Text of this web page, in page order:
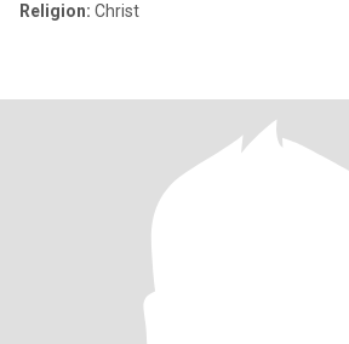
Religion: Christ